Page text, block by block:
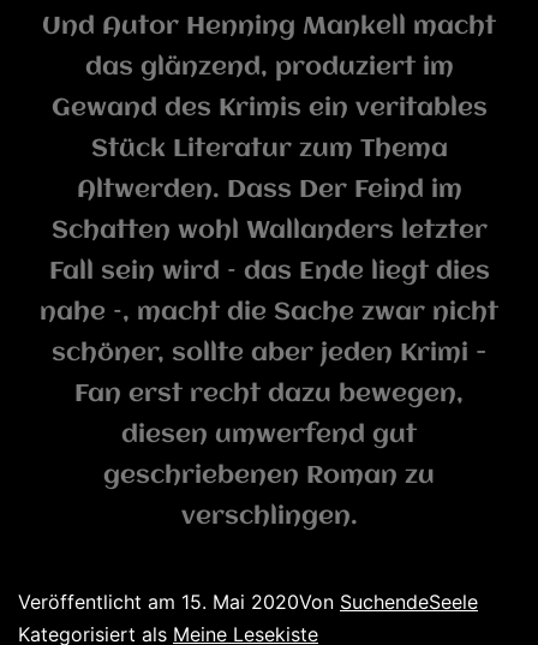
Und Autor Henning Mankell macht
das glänzend, produziert im
Gewand des Krimis ein veritables
Stück Literatur zum Thema
Altwerden. Dass Der Feind im
Schatten wohl Wallanders letzter
Fall sein wird – das Ende liegt dies
nahe –, macht die Sache zwar nicht
schöner, sollte aber jeden Krimi -
Fan erst recht dazu bewegen,
diesen umwerfend gut
geschriebenen Roman zu
verschlingen.
Veröffentlicht am 15. Mai 2020Von SuchendeSeele
Kategorisiert als Meine Lesekiste